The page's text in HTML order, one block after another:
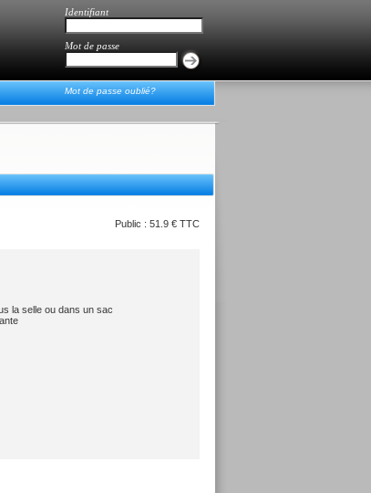
Identifiant
Mot de passe
Mot de passe oublié?
Public : 51.9 € TTC
la selle ou dans un sac